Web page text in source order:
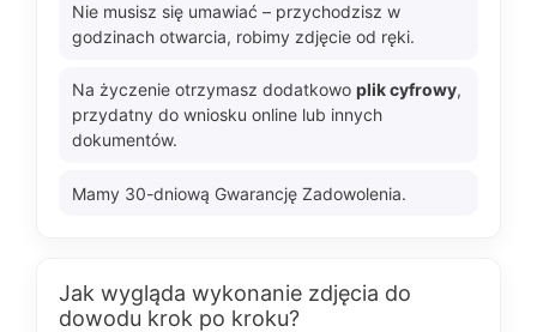
Nie musisz się umawiać – przychodzisz w
godzinach otwarcia, robimy zdjęcie od ręki.
Na życzenie otrzymasz dodatkowo plik cyfrowy,
przydatny do wniosku online lub innych
dokumentów.
Mamy 30-dniową Gwarancję Zadowolenia.
Jak wygląda wykonanie zdjęcia do
dowodu krok po kroku?